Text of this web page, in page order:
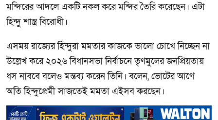
মন্দিরের আদলে একটি নকল করে মন্দির তৈরি করেছেন। এটা
হিন্দু শাস্ত্র বিরোধী।
এসময় রাজ্যের হিন্দুরা মমতার কাজকে ভালো চোখে নিচ্ছেন না
উল্লেখ করে ২০২৬ বিধানসভা নির্বাচনে তৃণমুলের জনপ্রিয়তায়
ধস নাববে বলেও মন্তব্য করেন তিনি। বলেন, ভোটের আগে
অতি হিন্দুপ্রেমী সাজতেই মমতা এইসব করছেন।